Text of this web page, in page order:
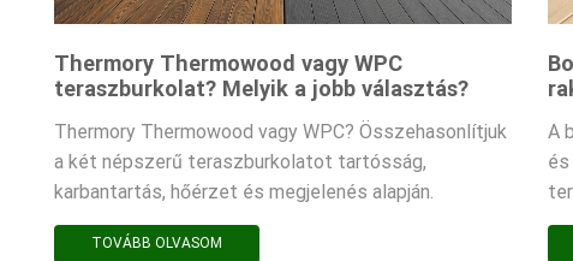
Thermory Thermowood vagy WPC
teraszburkolat? Melyik a jobb választás?
Thermory Thermowood vagy WPC? Összehasonlítjuk
a két népszerű teraszburkolatot tartósság,
karbantartás, hőérzet és megjelenés alapján.
TOVÁBB OLVASOM
A